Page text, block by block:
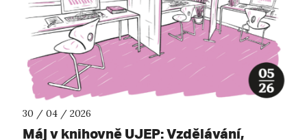
30 / 04 / 2026
Máj v knihovně UJEP: Vzdělávání,